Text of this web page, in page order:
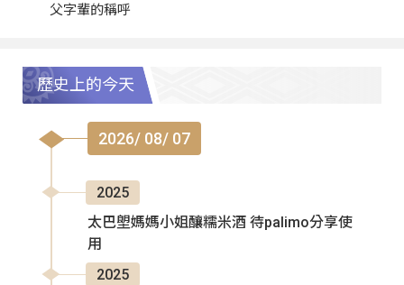
父字輩的稱呼
歷史上的今天
2026/ 08/ 07
2025
太巴塱媽媽小姐釀糯米酒 待palimo分享使
用
2025